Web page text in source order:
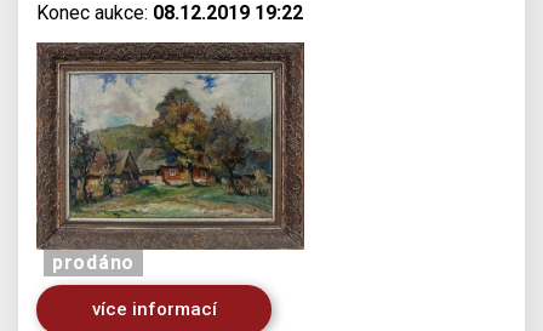
Konec aukce: 08.12.2019 19:22
prodáno
více informací